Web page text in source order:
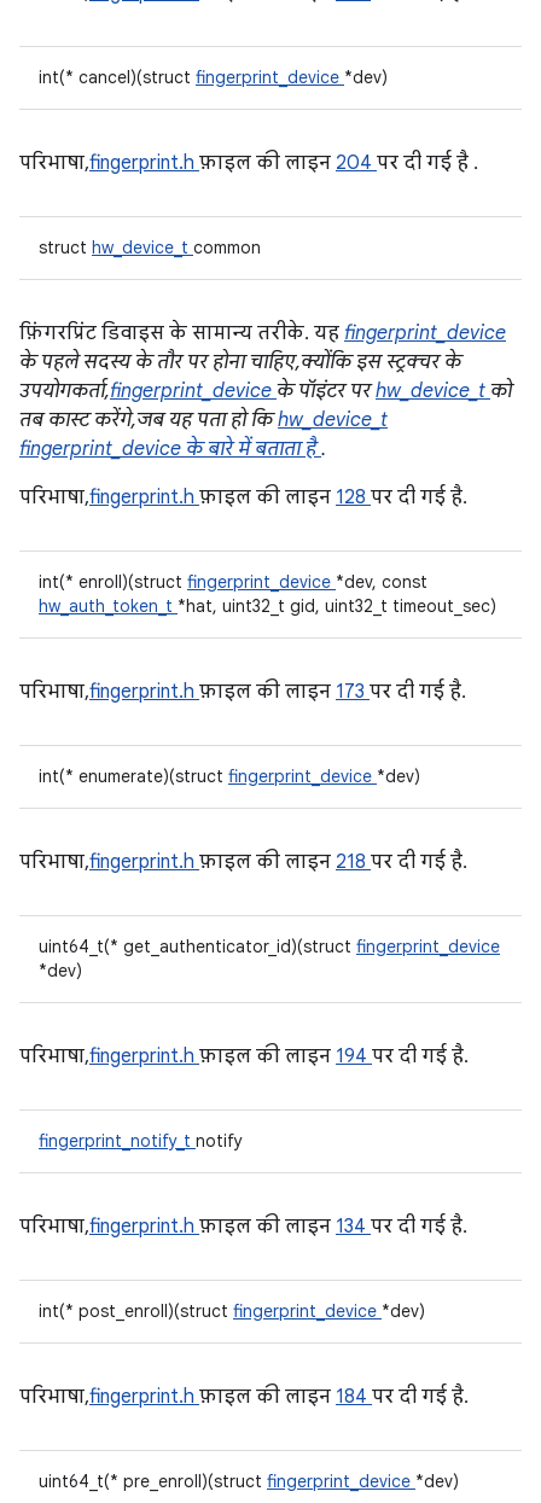
int(* cancel)(struct fingerprint_device *dev)
परिभाषा,fingerprint.h फ़ाइल की लाइन 204 पर दी गई है .
struct hw_device_t common
फ़िंगरप्रिंट डिवाइस के सामान्य तरीके. यह fingerprint_device
के पहले सदस्य के तौर पर होना चाहिए, क्योंकि इस स्ट्रक्चर के
उपयोगकर्ता,fingerprint_device के पॉइंटर परhw_device_t को
तब कास्ट करेंगे, जब यह पता हो किhw_device_t
fingerprint_device के बारे में बताता है.
परिभाषा,fingerprint.h फ़ाइल की लाइन 128 पर दी गई है.
int(* enroll)(struct fingerprint_device *dev, const
hw_auth_token_t *hat, uint32_t gid, uint32_t timeout_sec)
परिभाषा,fingerprint.h फ़ाइल की लाइन 173 पर दी गई है.
int(* enumerate)(struct fingerprint_device *dev)
परिभाषा,fingerprint.h फ़ाइल की लाइन 218 पर दी गई है.
uint64_t(* get_authenticator_id)(struct fingerprint_device
*dev)
परिभाषा,fingerprint.h फ़ाइल की लाइन 194 पर दी गई है.
fingerprint_notify_t notify
परिभाषा,fingerprint.h फ़ाइल की लाइन 134 पर दी गई है.
int(* post_enroll)(struct fingerprint_device *dev)
परिभाषा,fingerprint.h फ़ाइल की लाइन 184 पर दी गई है.
uint64_t(* pre_enroll)(struct fingerprint_device *dev)